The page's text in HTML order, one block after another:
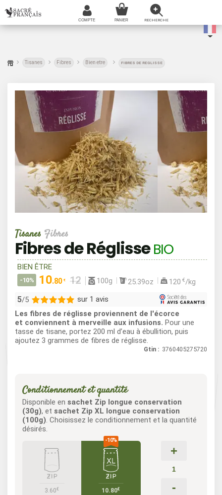
Tisanes Fibres Bien etre FIBRES DE REGLISSE
Tisanes Fibres
Fibres de RéglisseBIO
BIEN ÊTRE
-10% 10.80 € 100g 25.39oz 120 €/kg
5/5 sur 1 avis
1
0
0
Les fibres de réglisse proviennent de l'écorce
et conviennent à merveille aux infusions. Pour une
tasse de tisane, portez 200 ml d’eau à ébullition, puis
ajoutez 3 grammes de fibres de réglisse.
Gtin : 3760405275720
Conditionnement et quantité
Disponible en sachet Zip longue conservation
(30g), et sachet Zip XL longue conservation
(100g). Choisissez le conditionnement et la quantité
désirés.
3.60€ 10.80€
+
-